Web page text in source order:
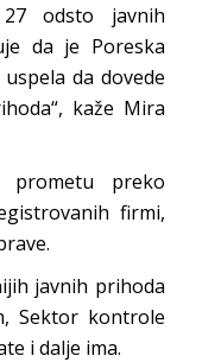
odsto javnih
da je Poreska
da dovede
kaže Mira
prometu preko
firmi,
javnih prihoda
Sektor kontrole
i dalje ima.